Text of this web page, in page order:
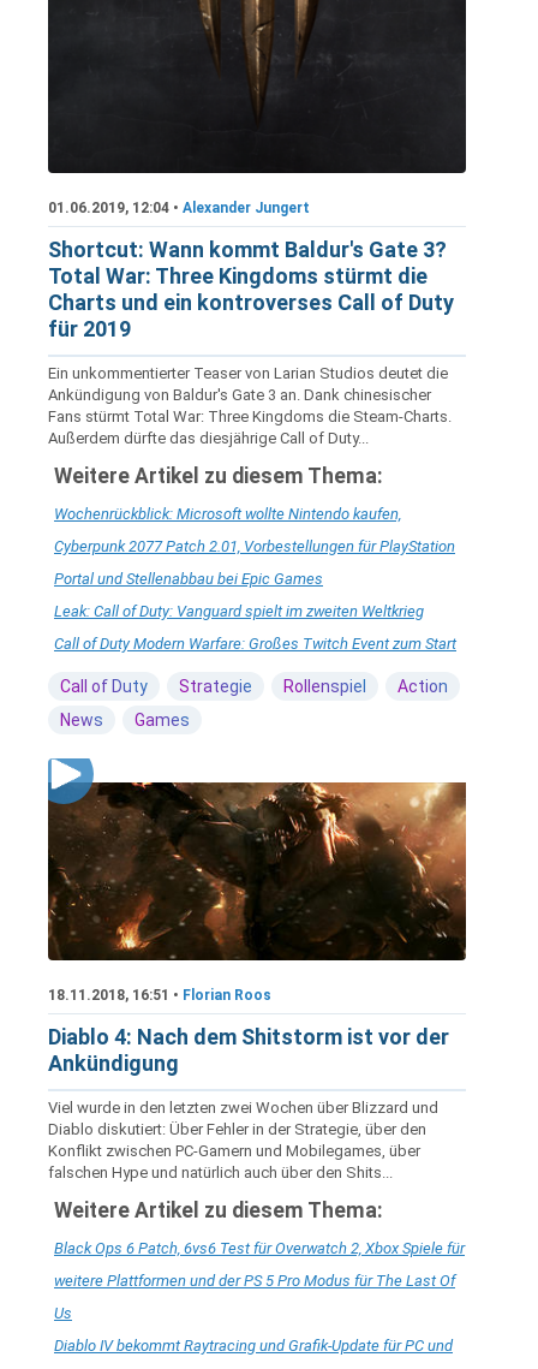
01.06.2019, 12:04 • Alexander Jungert
Shortcut: Wann kommt Baldur's Gate 3?
Total War: Three Kingdoms stürmt die
Charts und ein kontroverses Call of Duty
für 2019
Ein unkommentierter Teaser von Larian Studios deutet die
Ankündigung von Baldur's Gate 3 an. Dank chinesischer
Fans stürmt Total War: Three Kingdoms die Steam-Charts.
Außerdem dürfte das diesjährige Call of Duty...
Weitere Artikel zu diesem Thema:
Wochenrückblick: Microsoft wollte Nintendo kaufen,
Cyberpunk 2077 Patch 2.01, Vorbestellungen für PlayStation
Portal und Stellenabbau bei Epic Games
Leak: Call of Duty: Vanguard spielt im zweiten Weltkrieg
Call of Duty Modern Warfare: Großes Twitch Event zum Start
Call of Duty Strategie Rollenspiel
Action
News
Games
18.11.2018, 16:51 • Florian Roos
Diablo 4: Nach dem Shitstorm ist vor der
Ankündigung
Viel wurde in den letzten zwei Wochen über Blizzard und
Diablo diskutiert: Über Fehler in der Strategie, über den
Konflikt zwischen PC-Gamern und Mobilegames, über
falschen Hype und natürlich auch über den Shits...
Weitere Artikel zu diesem Thema:
Black Ops 6 Patch, 6vs6 Test für Overwatch 2, Xbox Spiele für
weitere Plattformen und der PS 5 Pro Modus für The Last Of
Us
Diablo IV bekommt Raytracing und Grafik-Update für PC und